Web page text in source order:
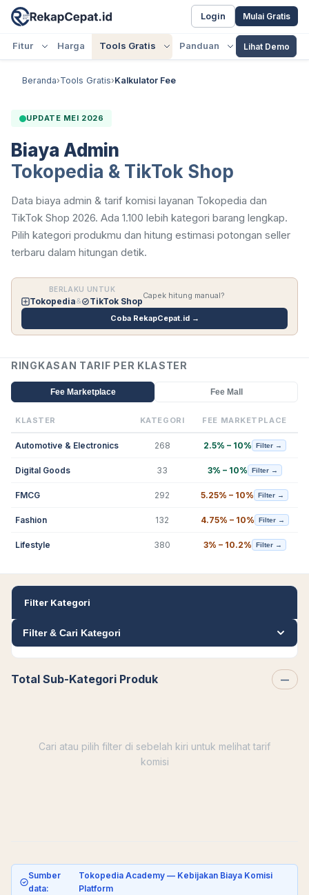
Fitur Harga Tools Gratis Panduan Lihat Demo
Login Mulai Gratis
Beranda›Tools Gratis›Kalkulator Fee
UPDATE MEI 2026
Biaya Admin
Tokopedia & TikTok Shop
Data biaya admin & tarif komisi layanan Tokopedia dan
TikTok Shop 2026. Ada 1.100 lebih kategori barang lengkap.
Pilih kategori produkmu dan hitung estimasi potongan seller
terbaru dalam hitungan detik.
BERLAKU UNTUK
Tokopedia& TikTok Shop
Capek hitung manual?
Coba RekapCepat.id →
RINGKASAN TARIF PER KLASTER
Fee Marketplace Fee Mall
KLASTER KATEGORI FEE MARKETPLACE
Automotive & Electronics 268 2.5% – 10% Filter →
Digital Goods 33 3% – 10% Filter →
FMCG 292 5.25% – 10% Filter →
Fashion 132 4.75% – 10% Filter →
Lifestyle 380 3% – 10.2% Filter →
Filter Kategori
Filter & Cari Kategori
Total Sub-Kategori Produk —
Cari atau pilih filter di sebelah kiri untuk melihat tarif
komisi
Sumber
data:
Tokopedia Academy — Kebijakan Biaya Komisi
Platform